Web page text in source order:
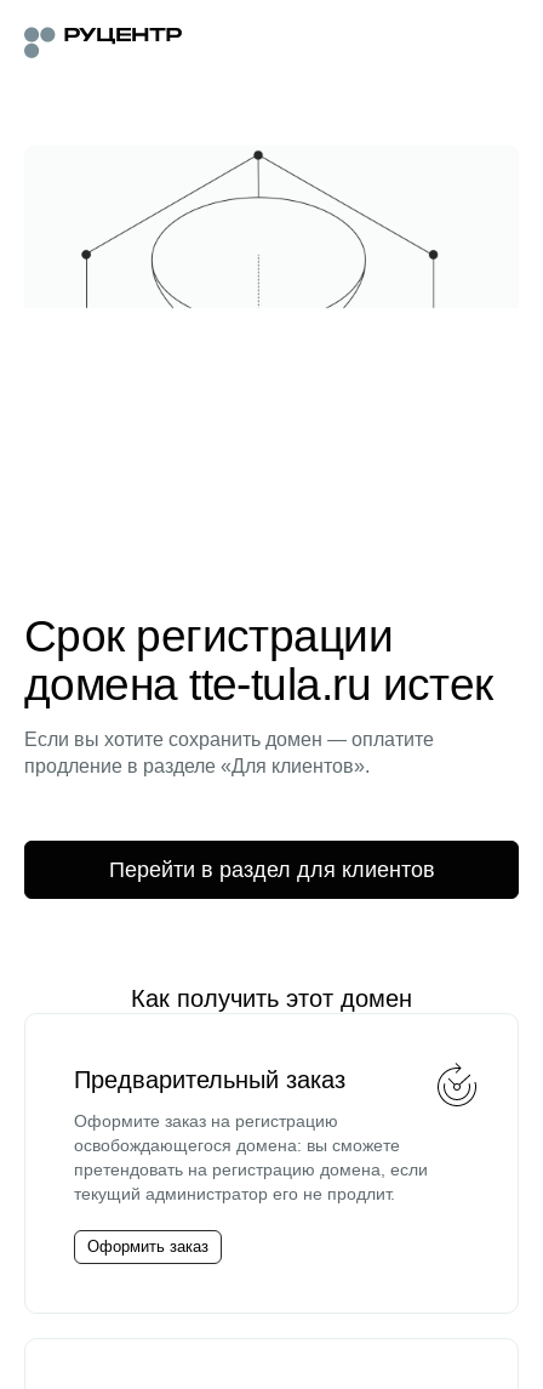
Срок регистрации
домена tte-tula.ru истек
Если вы хотите сохранить домен — оплатите
продление в разделе «Для клиентов».
Перейти в раздел для клиентов
Как получить этот домен
Предварительный заказ
Оформите заказ на регистрацию
освобождающегося домена: вы сможете
претендовать на регистрацию домена, если
текущий администратор его не продлит.
Оформить заказ